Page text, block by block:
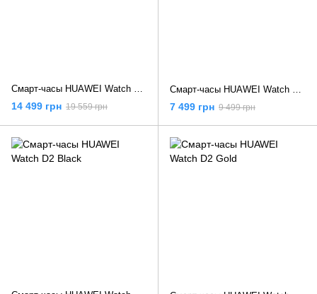
Смарт-часы HUAWEI Watch GT 5 Pro 46 mm Titanium (55020DKB)
14 499 грн 19 559 грн
Смарт-часы HUAWEI Watch GT 5 46 мм Blue
7 499 грн 9 499 грн